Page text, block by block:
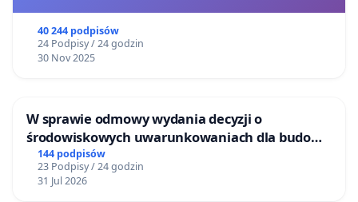
40 244 podpisów
24 Podpisy / 24 godzin
30 Nov 2025
W sprawie odmowy wydania decyzji o
środowiskowych uwarunkowaniach dla budowy
zakładu wytwarzania biometanu „Krynki” w
Ostrowiu Południowym oraz ochrony
mieszkańców i Puszczy Knyszyńskiej
144 podpisów
23 Podpisy / 24 godzin
31 Jul 2026